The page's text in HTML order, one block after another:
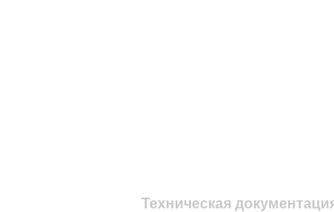
Техническая